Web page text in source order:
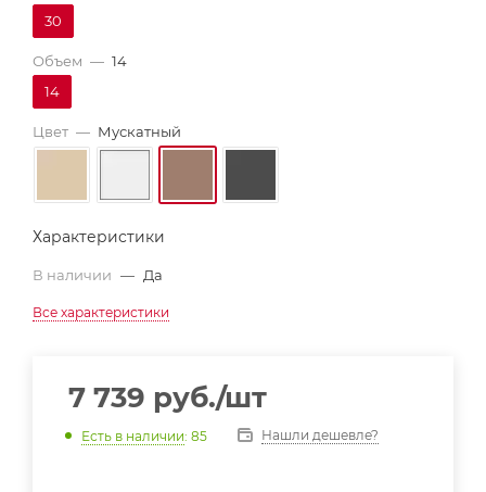
30
Объем — 14
14
Цвет — Мускатный
Характеристики
В наличии — Да
Все характеристики
7 739 руб./шт
Есть в наличии: 85 Нашли дешевле?